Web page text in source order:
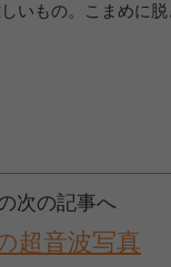
いもの。こまめに
次の記事へ
超音波写真